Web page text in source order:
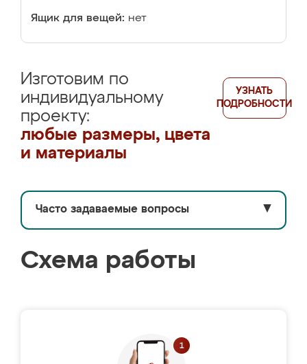
Ящик для вещей: нет
Изготовим по
индивидуальному
проекту:
любые размеры, цвета
и материалы
УЗНАТЬ
ПОДРОБНОСТИ
Часто задаваемые вопросы ▼
Схема работы